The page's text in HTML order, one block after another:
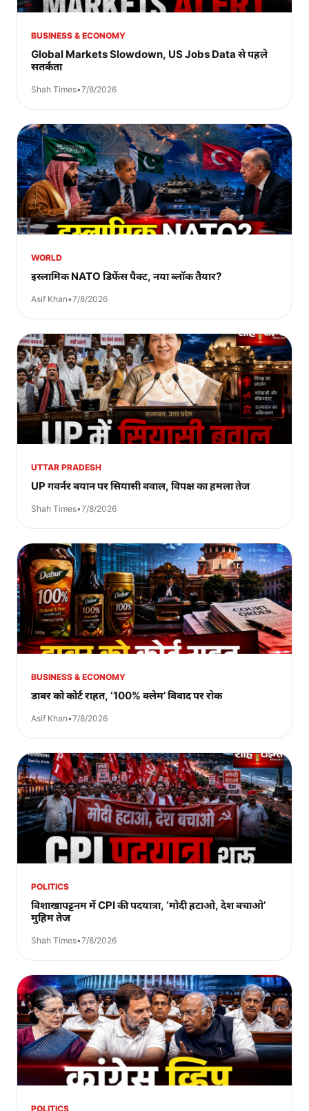
BUSINESS & ECONOMY
Global Markets Slowdown, US Jobs Data से पहले
सतर्कता
Shah Times•7/8/2026
WORLD
इस्लामिक NATO डिफेंस पैक्ट, नया ब्लॉक तैयार?
Asif Khan•7/8/2026
UTTAR PRADESH
UP गवर्नर बयान पर सियासी बवाल, विपक्ष का हमला तेज
Shah Times•7/8/2026
BUSINESS & ECONOMY
डाबर को कोर्ट राहत, ‘100% क्लेम’ विवाद पर रोक
Asif Khan•7/8/2026
POLITICS
विशाखापट्टनम में CPI की पदयात्रा, ‘मोदी हटाओ, देश बचाओ’
मुहिम तेज
Shah Times•7/8/2026
POLITICS